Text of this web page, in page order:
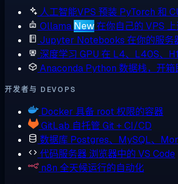
人工智能VPS 预装 PyTorch 和
Ollama New在你自己的 VPS
Jupyter Notebooks 在你的服
深度学习 GPU 在 L4、L40S、
Anaconda Python 数据栈，开箱
开发者与 DEVOPS
Docker 具备 root 权限的容器
GitLab 自托管 Git + CI/CD
数据库 Postgres、MySQL、
代码服务器 浏览器中的 VS Code
n8n 全天候运行的自动化